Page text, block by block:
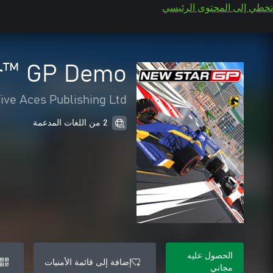
تخطي إلى المحتوى الرئيسي
GP Demo
Aces Publishing Ltd
2 من اللغات المدعمة
الحصول عليه
مجاني
إضافة إلى قائمة الأمنيات